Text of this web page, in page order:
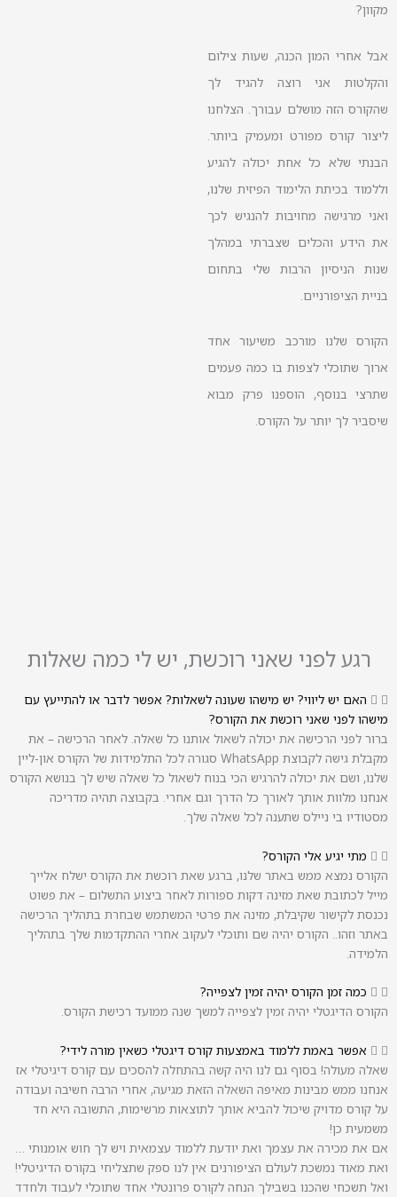
מקוון?
אבל אחרי המון הכנה, שעות צילום
והקלטות אני רוצה להגיד לך
שהקורס הזה מושלם עבורך. הצלחנו
ליצור קורס מפורט ומעמיק ביותר.
הבנתי שלא כל אחת יכולה להגיע
וללמוד בכיתת הלימוד הפיזית שלנו,
ואני מרגישה מחויבות להנגיש לכך
את הידע והכלים שצברתי במהלך
שנות הניסיון הרבות שלי בתחום
בניית הציפורניים.
הקורס שלנו מורכב משיעור אחד
ארוך שתוכלי לצפות בו כמה פעמים
שתרצי בנוסף, הוספנו פרק מבוא
שיסביר לך יותר על הקורס.
רגע לפני שאני רוכשת, יש לי כמה שאלות
האם יש ליווי? יש מישהו שעונה לשאלות? אפשר לדבר או להתייעץ עם
מישהו לפני שאני רוכשת את הקורס?
ברור לפני הרכישה את יכולה לשאול אותנו כל שאלה. לאחר הרכישה – ‏את
מקבלת גישה לקבוצת WhatsApp סגורה לכל התלמידות של הקורס און-ליין
שלנו, ‏ושם את יכולה להרגיש הכי בנוח לשאול כל שאלה שיש לך בנושא הקורס
אנחנו מלוות אותך לאורך כל הדרך וגם אחרי. בקבוצה תהיה מדריכה
מסטודיו בי ניילס שתענה לכל שאלה שלך.
מתי יגיע אלי הקורס?
הקורס נמצא ממש באתר שלנו, ברגע שאת רוכשת את הקורס ישלח אלייך
מייל לכתובת שאת מזינה דקות ספורות לאחר ביצוע התשלום – את פשוט
נכנסת לקישור שקיבלת, מזינה את פרטי המשתמש שבחרת בתהליך הרכישה
באתר וזהו.. ‏הקורס יהיה שם ותוכלי לעקוב אחרי ההתקדמות שלך בתהליך
הלמידה.
כמה זמן הקורס יהיה זמין לצפייה?
הקורס הדיגטלי יהיה זמין לצפייה למשך שנה ממועד רכישת הקורס.
אפשר באמת ללמוד באמצעות קורס דיגטלי כשאין מורה לידי?
שאלה מעולה! ‏בסוף גם לנו היה קשה בהתחלה להסכים עם קורס דיגיטלי אז
אנחנו ממש מבינות מאיפה השאלה הזאת מגיעה, ‏אחרי הרבה חשיבה ועבודה
על קורס מדויק שיכול להביא אותך לתוצאות מרשימות, ‏התשובה היא חד
משמעית כן!
‏אם את מכירה את עצמך ואת יודעת ללמוד עצמאית ויש לך חוש אומנותי …
‏ואת מאוד נמשכת לעולם הציפורנים ‏אין לנו ספק שתצליחי בקורס הדיגיטלי!
‏ואל תשכחי שהכנו בשבילך הנחה לקורס פרונטלי אחד שתוכלי לעבוד ולחדד